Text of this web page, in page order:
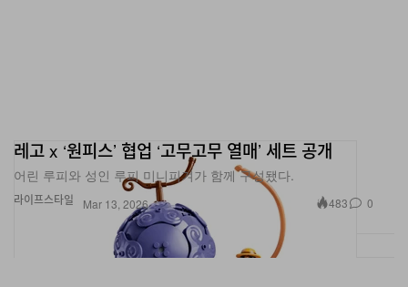
라이프스타일
레고 x ‘원피스’ 협업 ‘고무고무 열매’ 세트 공개
어린 루피와 성인 루피 미니피겨가 함께 구성됐다.
Mar 13, 2026 483 0